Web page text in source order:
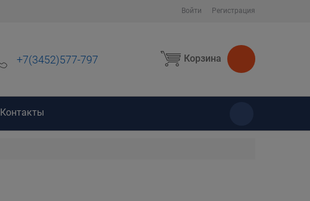
Войти Регистрация
+7(3452)577-797 Корзина
Контакты